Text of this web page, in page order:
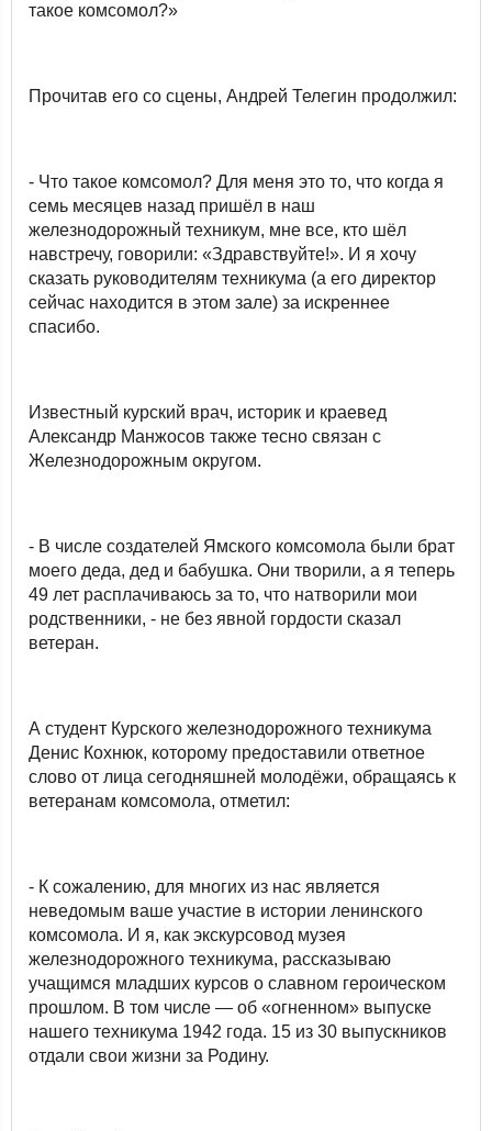
такое комсомол?»
Прочитав его со сцены, Андрей Телегин продолжил:
- Что такое комсомол? Для меня это то, что когда я
семь месяцев назад пришёл в наш
железнодорожный техникум, мне все, кто шёл
навстречу, говорили: «Здравствуйте!». И я хочу
сказать руководителям техникума (а его директор
сейчас находится в этом зале) за искреннее
спасибо.
Известный курский врач, историк и краевед
Александр Манжосов также тесно связан с
Железнодорожным округом.
- В числе создателей Ямского комсомола были брат
моего деда, дед и бабушка. Они творили, а я теперь
49 лет расплачиваюсь за то, что натворили мои
родственники, - не без явной гордости сказал
ветеран.
А студент Курского железнодорожного техникума
Денис Кохнюк, которому предоставили ответное
слово от лица сегодняшней молодёжи, обращаясь к
ветеранам комсомола, отметил:
- К сожалению, для многих из нас является
неведомым ваше участие в истории ленинского
комсомола. И я, как экскурсовод музея
железнодорожного техникума, рассказываю
учащимся младших курсов о славном героическом
прошлом. В том числе — об «огненном» выпуске
нашего техникума 1942 года. 15 из 30 выпускников
отдали свои жизни за Родину.